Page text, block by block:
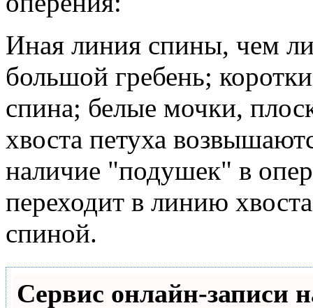
Иная линия спины, чем
большой гребень;
спина; белые мочки,
хвоста петуха
наличие "подушек" в
переходит в линию
спиной.
Сервис онлайн-записи